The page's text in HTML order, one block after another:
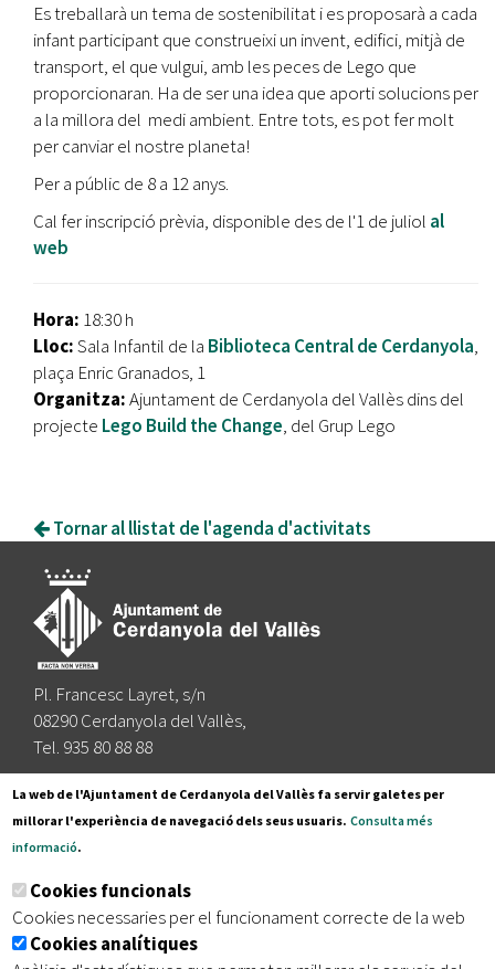
Es treballarà un tema de sostenibilitat i es proposarà a cada
infant participant que construeixi un invent, edifici, mitjà de
transport, el que vulgui, amb les peces de Lego que
proporcionaran. Ha de ser una idea que aporti solucions per
a la millora del medi ambient. Entre tots, es pot fer molt
per canviar el nostre planeta!
Per a públic de 8 a 12 anys.
Cal fer inscripció prèvia, disponible des de l'1 de juliol al
web
Hora: 18:30 h
Lloc:Sala Infantil de la Biblioteca Central de Cerdanyola,
plaça Enric Granados, 1
Organitza:Ajuntament de Cerdanyola del Vallès dins del
projecte Lego Build the Change, del Grup Lego
Tornar al llistat de l'agenda d'activitats
Pl. Francesc Layret, s/n
08290 Cerdanyola del Vallès,
Tel. 935 80 88 88
Segueix-nos a:
Subscriu-te al nostre butlletí
Inici | Avís legal | Protecció de dades
La web de l'Ajuntament de Cerdanyola del Vallès fa servir galetes per
millorar l'experiència de navegació dels seus usuaris. Consulta més
informació.
Cookies funcionals
Cookies necessaries per el funcionament correcte de la web
Cookies analítiques